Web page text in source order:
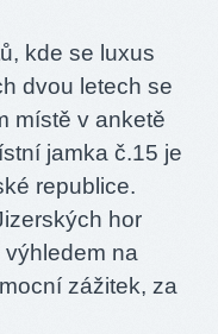
kde se luxus
dvou letech se
místě v anketě
jamka č.15 je
republice.
hor
na
zážitek, za